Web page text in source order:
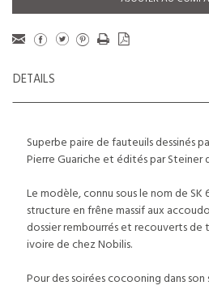
DETAILS
Superbe paire de fauteuils dessinés
Pierre Guariche et édités par Steiner
Le modèle, connu sous le nom de
structure en frêne massif aux
dossier rembourrés et recouverts
ivoire de chez Nobilis.
Pour des soirées cocooning dans son